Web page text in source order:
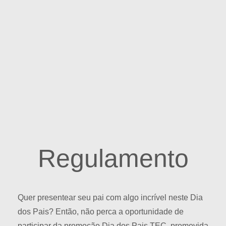
Regulamento
Quer presentear seu pai com algo incrível neste Dia
dos Pais? Então, não perca a oportunidade de